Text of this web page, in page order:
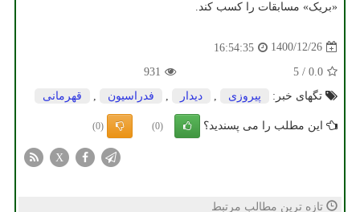
«بریک» مسابقات را کسب کند.
1400/12/26
16:54:35
0.0
/
5
931
تگهای خبر:
پیروزی دیدار فدراسیون قهرمانی
این مطلب را می پسندید؟ (0)
(0)
X
تازه ترین مطالب مرتبط